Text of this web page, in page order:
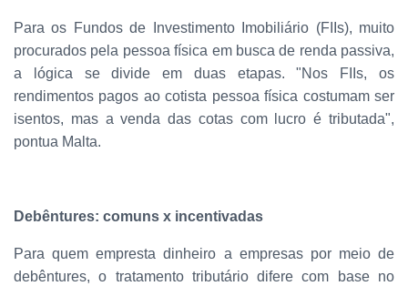
Para os Fundos de Investimento Imobiliário (FIIs), muito
procurados pela pessoa física em busca de renda passiva,
a lógica se divide em duas etapas. "Nos FIIs, os
rendimentos pagos ao cotista pessoa física costumam ser
isentos, mas a venda das cotas com lucro é tributada",
pontua Malta.
Debêntures: comuns x incentivadas
Para quem empresta dinheiro a empresas por meio de
debêntures, o tratamento tributário difere com base no